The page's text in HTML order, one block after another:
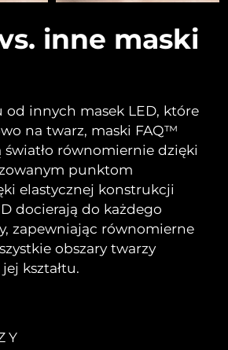
inne maski
innych masek LED, które
na twarz, maski FAQ™
światło równomiernie dzięki
punktom
elastycznej konstrukcji
docierają do każdego
zapewniając równomierne
obszary twarzy
kształtu.